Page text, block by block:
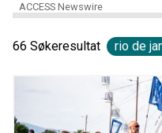
ACCESS Newswire
66 Søkeresultat rio de